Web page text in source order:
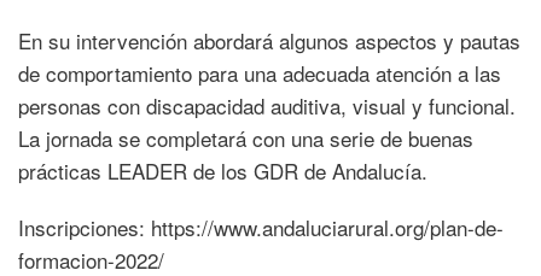
En su intervención abordará algunos aspectos y pautas
de comportamiento para una adecuada atención a las
personas con discapacidad auditiva, visual y funcional.
La jornada se completará con una serie de buenas
prácticas LEADER de los GDR de Andalucía.
Inscripciones: https://www.andaluciarural.org/plan-de-
formacion-2022/